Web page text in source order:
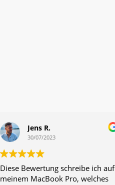
Jens R.
30/07/2023
Diese Bewertung schreibe ich auf
meinem MacBook Pro, welches